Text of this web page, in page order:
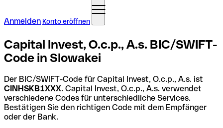
Anmelden Konto eröffnen
Capital Invest, O.c.p., A.s. BIC/SWIFT-
Code in Slowakei
Der BIC/SWIFT-Code für Capital Invest, O.c.p., A.s. ist
CINHSKB1XXX. Capital Invest, O.c.p., A.s. verwendet
verschiedene Codes für unterschiedliche Services.
Bestätigen Sie den richtigen Code mit dem Empfänger
oder der Bank.